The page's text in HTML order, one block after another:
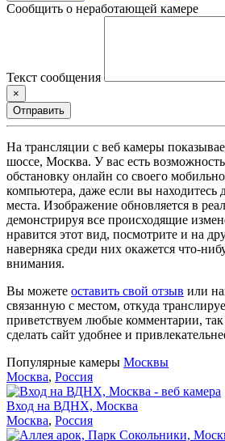
Сообщить о неработающей камере
Текст сообщения
×
Отправить
На трансляции с веб камеры
шоссе, Москва. У вас есть
обстановку онлайн со своего
компьютера, даже если вы находитесь
места. Изображение обновляется в
демонстрируя все происходящие
нравится этот вид, посмотрите и на
наверняка среди них окажется что-
внимания.
Вы можете оставить свой отзыв или
связанную с местом, откуда
приветствуем любые комментарии,
сделать сайт удобнее и
Популярные камеры Москвы
Москва, Россия
Вход на ВДНХ, Москва
Москва, Россия